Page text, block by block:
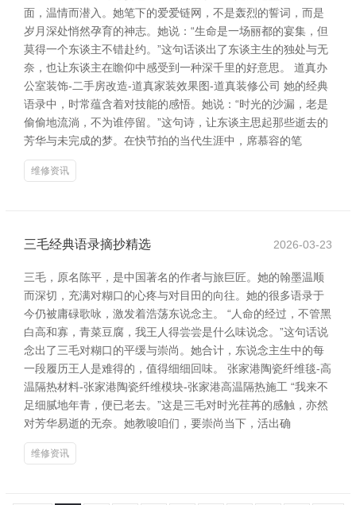
面，温情而潜入。她笔下的爱爱链网，不是轰烈的誓词，而是
岁月深处悄然孕育的神志。她说：“生命是一场丽都的宴集，但
莫得一个东谈主不错赴约。”这句话谈出了东谈主生的独处与无
奈，也让东谈主在瞻仰中感受到一种深千里的好意思。 道真办
公室装饰-二手房改造-道真家装效果图-道真装修公司 她的经典
语录中，时常蕴含着对技能的感悟。她说：“时光的沙漏，老是
偷偷地流淌，不为谁停留。”这句诗，让东谈主思起那些逝去的
芳华与未完成的梦。在快节拍的当代生涯中，席慕容的笔
维修资讯
三毛经典语录摘抄精选 2026-03-23
三毛，原名陈平，是中国著名的作者与旅巨匠。她的翰墨温顺
而深切，充满对糊口的心疼与对目田的向往。她的很多语录于
今仍被庸碌歌咏，激发着浩荡东说念主。 “人命的经过，不管黑
白高和寡，青菜豆腐，我王人得尝尝是什么味说念。”这句话说
念出了三毛对糊口的平缓与崇尚。她合计，东说念主生中的每
一段履历王人是难得的，值得细细回味。 张家港陶瓷纤维毯-高
温隔热材料-张家港陶瓷纤维模块-张家港高温隔热施工 “我来不
足细腻地年青，便已老去。”这是三毛对时光荏苒的感触，亦然
对芳华易逝的无奈。她教唆咱们，要崇尚当下，活出确
维修资讯